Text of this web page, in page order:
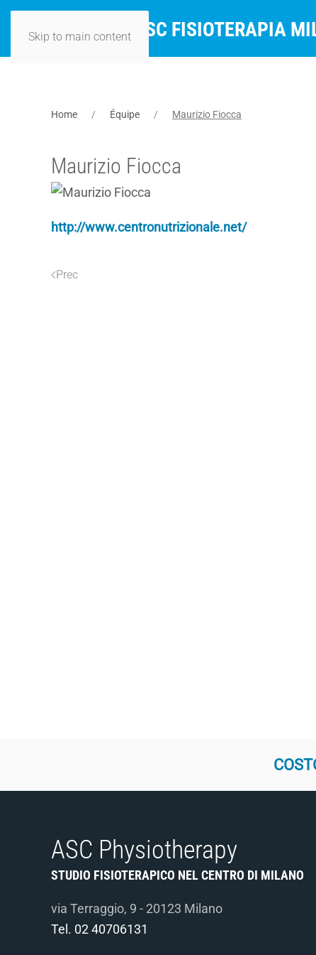
Skip to main content
Home Équipe Maurizio Fiocca
Maurizio Fiocca
http://www.centronutrizionale.net/
Prec
ASC Physiotherapy
STUDIO FISIOTERAPICO NEL CENTRO DI MILANO
via Terraggio, 9 - 20123 Milano
Tel. 02 40706131